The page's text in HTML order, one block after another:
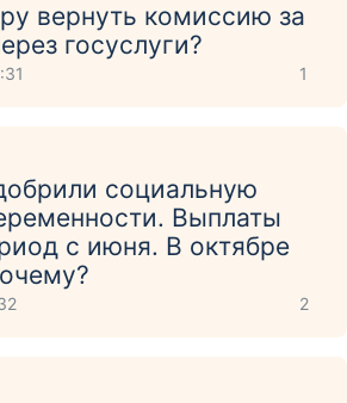
вернуть комиссию за
госуслуги?
1
социальную
Выплаты
с июня. В октябре
2